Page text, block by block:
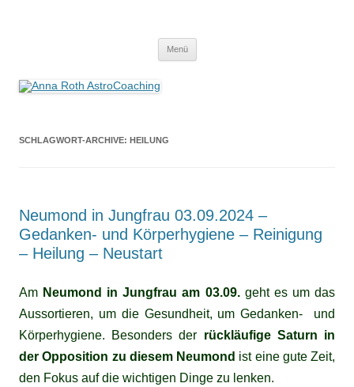
Menü
SCHLAGWORT-ARCHIVE: HEILUNG
Neumond in Jungfrau 03.09.2024 –
Gedanken- und Körperhygiene – Reinigung
– Heilung – Neustart
Am Neumond in Jungfrau am 03.09.geht es um das
Aussortieren, um die Gesundheit, um Gedanken- und
Körperhygiene. Besonders der rückläufige Saturn in
der Opposition zu diesem Neumond ist eine gute Zeit,
den Fokus auf die wichtigen Dinge zu lenken.